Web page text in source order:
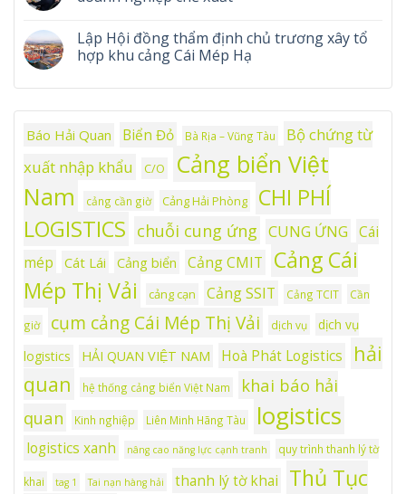
Lập Hội đồng thẩm định chủ trương xây tổ
hợp khu cảng Cái Mép Hạ
Báo Hải Quan Biển Đỏ Bà Rịa – Vũng Tàu
Bộ chứng từ
xuất nhập khẩu
C/O
Cảng biển Việt
Nam
cảng cần giờ Cảng Hải Phòng
CHI PHÍ
LOGISTICS chuỗi cung ứng CUNG ỨNG Cái
mép
Cát Lái Cảng biển Cảng CMIT
Cảng Cái
Mép Thị Vải
cảng cạn Cảng SSIT Cảng TCIT Cần
giờ cụm cảng Cái Mép Thị Vải dịch vụ
dịch vụ
logistics
HẢI QUAN VIỆT NAM Hoà Phát Logistics
hải
quan
hệ thống cảng biển Việt Nam
khai báo hải
quan
Kinh nghiệp Liên Minh Hãng Tàu logistics
logistics xanh nâng cao năng lực cạnh tranh quy trình thanh lý tờ
khai tag 1 Tai nạn hàng hải thanh lý tờ khai
Thủ Tục